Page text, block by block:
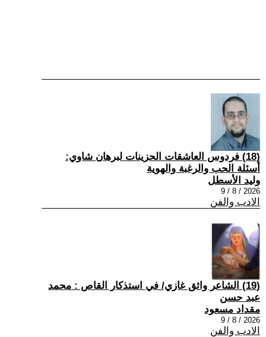
(18) فردوس العاشقات الحزينات لبرهان شاوي:
أسئلة الحب والرغبة والهوية
وليد الأسطل
2026 / 8 / 9
الادب والفن
(19) الشاعر واثق غازي/ في استذكار القاص : محمد
عبد حسن
مقداد مسعود
2026 / 8 / 9
الادب والفن